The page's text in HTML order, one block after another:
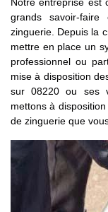
grands savoir-
zinguerie. Depuis la
mettre en place un
professionnel ou
mise à disposition
sur 08220 ou ses
mettons à
de zinguerie que